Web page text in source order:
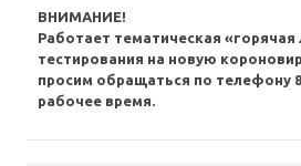
ВНИМАНИЕ!
Работает тематическая
тестирования на новую
просим обращаться по телефону 8
рабочее время.